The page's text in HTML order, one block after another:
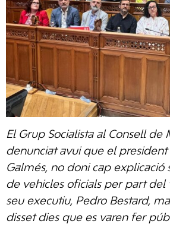
El Grup Socialista al Consell de
denunciat avui que el president
Galmés, no doni cap explicació
de vehicles oficials per part del
seu executiu, Pedro Bestard,
disset dies que es varen fer